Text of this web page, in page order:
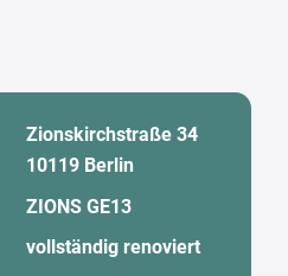
Zionskirchstraße 34
10119 Berlin
ZIONS GE13
vollständig renoviert